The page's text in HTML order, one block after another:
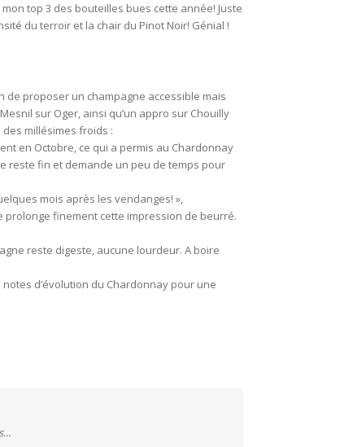
top 3 des bouteilles bues cette année! Juste
du terroir et la chair du Pinot Noir! Génial !
de proposer un champagne accessible mais
sur Oger, ainsi qu’un appro sur Chouilly
millésimes froids :
en Octobre, ce qui a permis au Chardonnay
reste fin et demande un peu de temps pour
mois après les vendanges! »,
prolonge finement cette impression de beurré.
reste digeste, aucune lourdeur. A boire
d’évolution du Chardonnay pour une